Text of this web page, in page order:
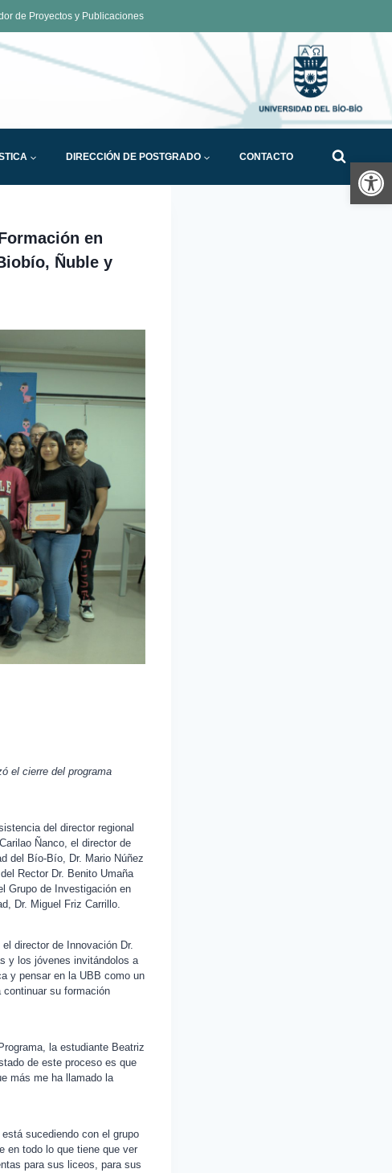
de Proyectos y Publicaciones
DIRECCIÓN DE POSTGRADO CONTACTO
en
Ñuble y
el cierre del programa
del director regional
Ñanco, el director de
del Bío-Bío, Dr. Mario Núñez
Rector Dr. Benito Umaña
Grupo de Investigación en
Dr. Miguel Friz Carrillo.
director de Innovación Dr.
y los jóvenes invitándolos a
y pensar en la UBB como un
su formación
la estudiante Beatriz
de este proceso es que
más me ha llamado la
sucediendo con el grupo
en todo lo que tiene que ver
para sus liceos, para sus